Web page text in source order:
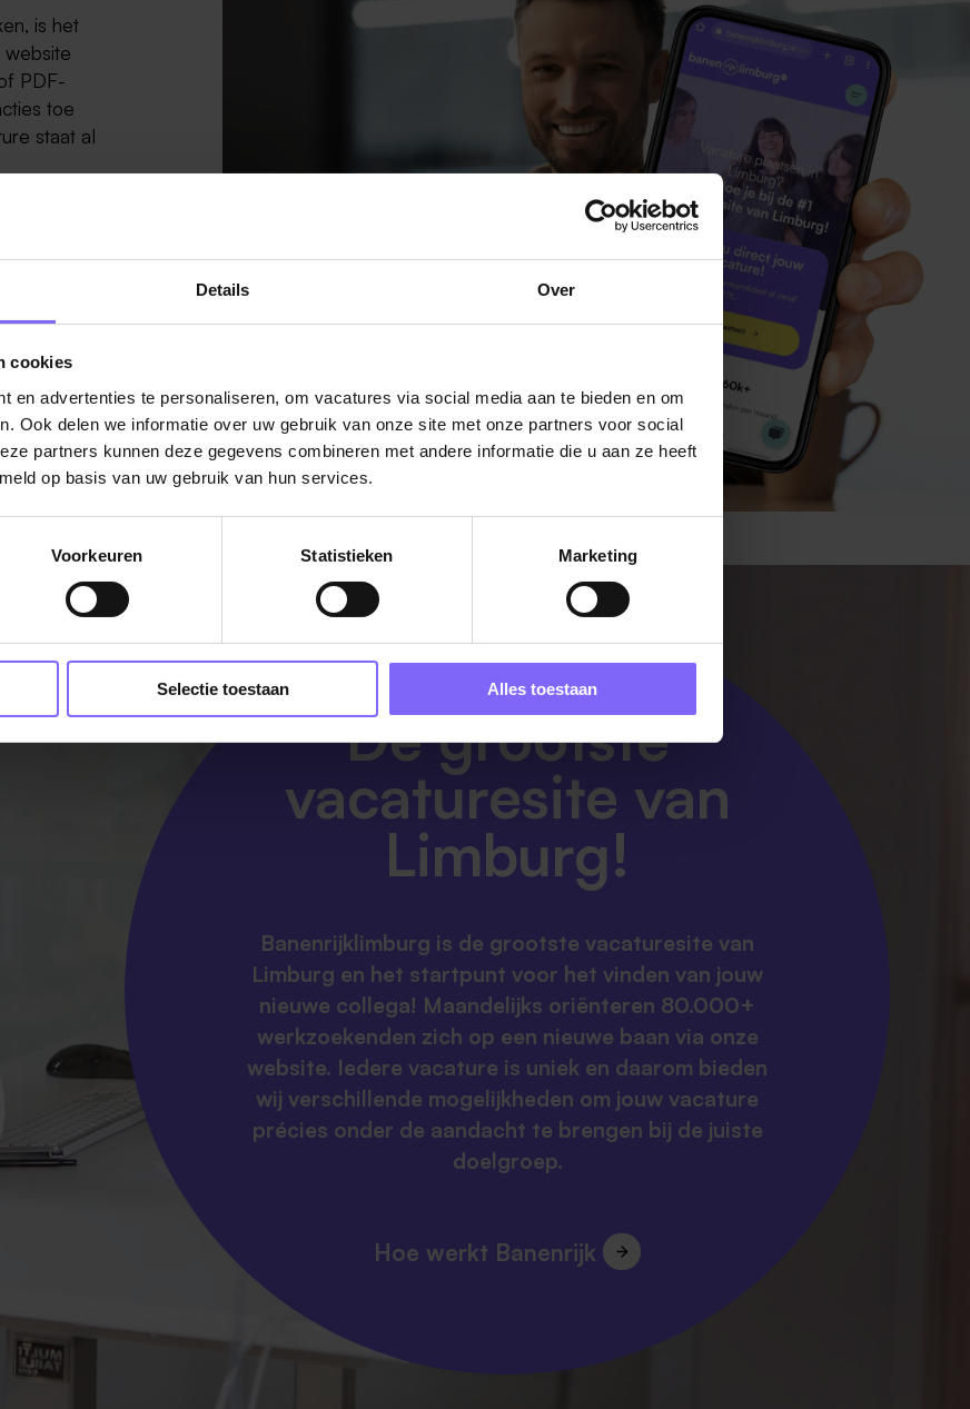
Details Over
cookies
en advertenties te personaliseren, om vacatures via social media aan te bieden en om
Ook delen we informatie over uw gebruik van onze site met onze partners voor social
partners kunnen deze gegevens combineren met andere informatie die u aan ze heeft
op basis van uw gebruik van hun services.
Voorkeuren Statistieken Marketing
Selectie toestaan Alles toestaan
is het
website
PDF-
toe
staat al
team
De grootste
vacaturesite van
Limburg!
Banenrijklimburg is de grootste vacaturesite van
Limburg en het startpunt voor het vinden van jouw
nieuwe collega! Maandelijks oriënteren 80.000+
werkzoekenden zich op een nieuwe baan via onze
website. Iedere vacature is uniek en daarom bieden
wij verschillende mogelijkheden om jouw vacature
précies onder de aandacht te brengen bij de juiste
doelgroep.
Hoe werkt Banenrijk